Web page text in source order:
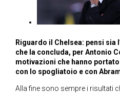
Riguardo il Chelsea: pensi
che la concluda, per Antonio
motivazioni che hanno
con lo spogliatoio e con
Alla fine sono sempre i risultati